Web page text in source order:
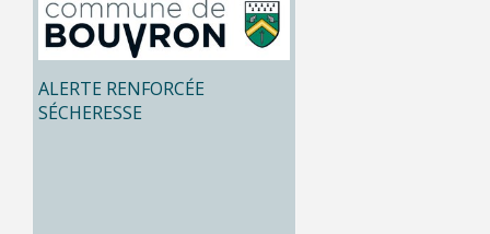
ALERTE RENFORCÉE
SÉCHERESSE